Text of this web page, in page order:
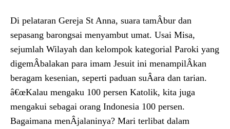
Di pelataran Gereja St Anna, suara tamÂ­bur dan
sepasang barongsai menyambut umat. Usai Misa,
sejumlah Wilayah dan kelompok kategorial Paroki yang
digemÂ­balakan para imam Jesuit ini menampilÂ­kan
beragam kesenian, seperti paduan suÂ­ara dan tarian.
â€œKalau mengaku 100 persen Katolik, kita juga
mengakui sebagai orang Indonesia 100 persen.
Bagaimana menÂ­jalaninya? Mari terlibat dalam